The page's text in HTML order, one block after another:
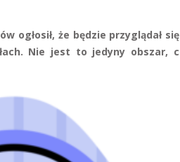
ogłosił, że będzie przyglądał
Nie jest to jedyny obszar,